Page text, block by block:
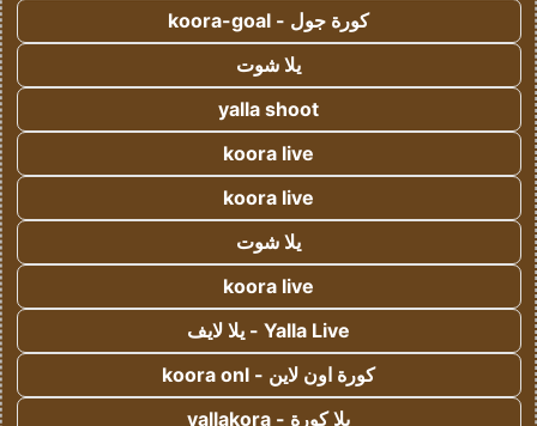
كورة جول - koora-goal
يلا شوت
yalla shoot
koora live
koora live
يلا شوت
koora live
Yalla Live - يلا لايف
كورة اون لاين - koora onl
يلا كورة - yallakora